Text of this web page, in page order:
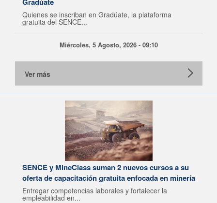
Quienes se inscriban en Gradúate, la plataforma
gratuita del SENCE...
Miércoles, 5 Agosto, 2026 - 09:10
Ver más
SENCE y MineClass suman 2 nuevos cursos a su
oferta de capacitación gratuita enfocada en minería
Entregar competencias laborales y fortalecer la
empleabilidad en...